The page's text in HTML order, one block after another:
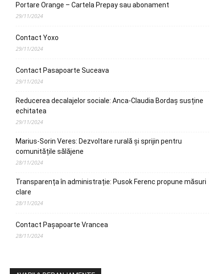
Portare Orange – Cartela Prepay sau abonament
29/11/2024
Contact Yoxo
29/11/2024
Contact Pasapoarte Suceava
29/11/2024
Reducerea decalajelor sociale: Anca-Claudia Bordaș susține
echitatea
29/11/2024
Marius-Sorin Veres: Dezvoltare rurală și sprijin pentru
comunitățile sălăjene
28/11/2024
Transparența în administrație: Pusok Ferenc propune măsuri
clare
28/11/2024
Contact Pașapoarte Vrancea
28/11/2024